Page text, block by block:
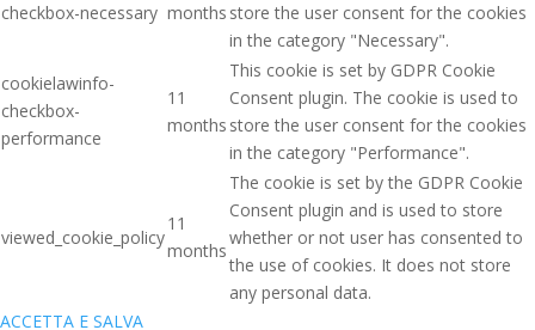
checkbox-necessary months store the user consent for the cookies
in the category "Necessary".
cookielawinfo-
checkbox-
performance
11
months
This cookie is set by GDPR Cookie
Consent plugin. The cookie is used to
store the user consent for the cookies
in the category "Performance".
viewed_cookie_policy
11
months
The cookie is set by the GDPR Cookie
Consent plugin and is used to store
whether or not user has consented to
the use of cookies. It does not store
any personal data.
ACCETTA E SALVA